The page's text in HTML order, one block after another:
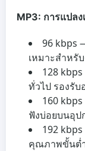
MP3: การแปลง
96 kbps
เหมาะสำหรั
128
ทั่วไป รองรับ
160
ฟังบ่อยบนอุ
192
คุณภาพขั้นต่